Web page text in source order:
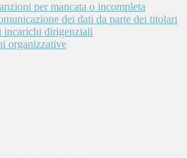
per mancata o incompleta
dei dati da parte dei titolari
incarichi dirigenziali
organizzative